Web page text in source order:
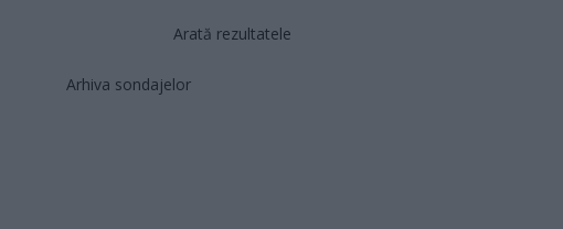
Arată rezultatele
Arhiva sondajelor